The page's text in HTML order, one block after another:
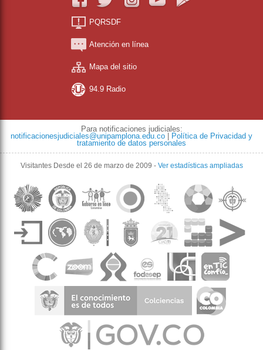
PQRSDF
Atención en línea
Mapa del sitio
94.9 Radio
Para notificaciones judiciales:
notificacionesjudiciales@unipamplona.edu.co
Política de Privacidad y
tratamiento de datos personales
Visitantes Desde el 26 de marzo de 2009 - Ver estadísticas ampliadas